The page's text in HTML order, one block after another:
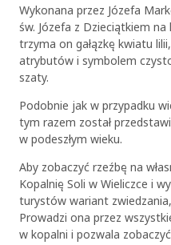
Wykonana przez Józefa
św. Józefa z Dzieciątkiem
trzyma on gałązkę kwiatu
atrybutów i symbolem
szaty.
Podobnie jak w przypadku
tym razem został
w podeszłym wieku.
Aby zobaczyć rzeźbę na
Kopalnię Soli w Wieliczce i
turystów wariant
Prowadzi ona przez
w kopalni i pozwala